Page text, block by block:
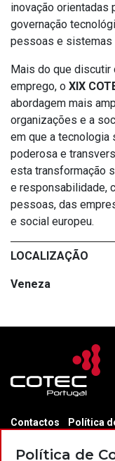
inovação orientadas
governação
pessoas e sistemas
Mais do que
emprego, o XIX
abordagem mais
organizações e a
em que a tecnologia
poderosa e
esta transformação
e responsabilidade,
pessoas, das
e social europeu.
LOCALIZAÇÃO
Veneza
Contactos Política
Política de